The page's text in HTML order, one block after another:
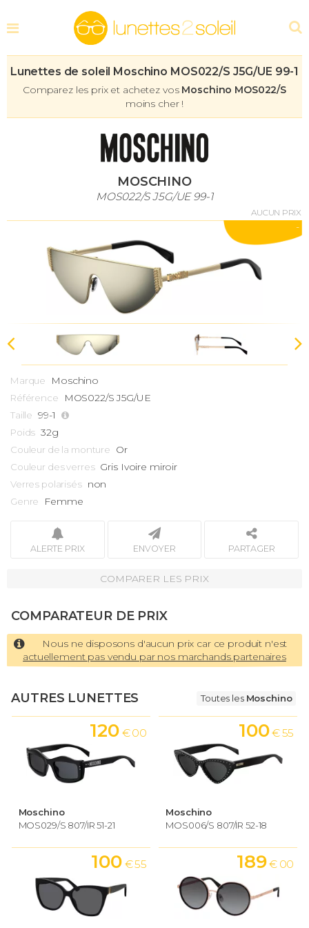
Lunettes de soleil Moschino MOS022/S J5G/UE 99-1
Comparez les prix et achetez vos Moschino MOS022/S
moins cher !
MOSCHINO
MOS022/S J5G/UE 99-1
AUCUN PRIX
-
Marque Moschino
Référence MOS022/S J5G/UE
Taille 99-1
Poids 32g
Couleur de la monture Or
Couleur des verres Gris Ivoire miroir
Verres polarisés non
Genre Femme
ALERTE PRIX ENVOYER PARTAGER
COMPARER LES PRIX
COMPARATEUR DE PRIX
Nous ne disposons d'aucun prix car ce produit n'est
actuellement pas vendu par nos marchands partenaires
AUTRES LUNETTES Toutes les Moschino
Moschino
MOS029/S 807/IR 51-21
120 € 00
Moschino
MOS006/S 807/IR 52-18
100 € 55
100 € 55 189 € 00